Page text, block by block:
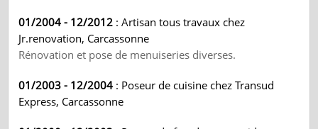
01/2004 - 12/2012 : Artisan tous travaux chez
Jr.renovation, Carcassonne
Rénovation et pose de menuiseries diverses.
01/2003 - 12/2004 : Poseur de cuisine chez Transud
Express, Carcassonne